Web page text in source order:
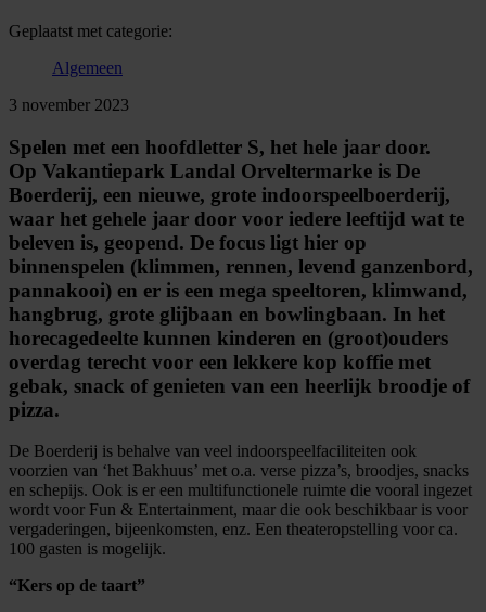
Geplaatst met categorie:
Algemeen
3 november 2023
Spelen met een hoofdletter S, het hele jaar door.
Op Vakantiepark Landal Orveltermarke is De
Boerderij, een nieuwe, grote indoorspeelboerderij,
waar het gehele jaar door voor iedere leeftijd wat te
beleven is, geopend. De focus ligt hier op
binnenspelen (klimmen, rennen, levend ganzenbord,
pannakooi) en er is een mega speeltoren, klimwand,
hangbrug, grote glijbaan en bowlingbaan. In het
horecagedeelte kunnen kinderen en (groot)ouders
overdag terecht voor een lekkere kop koffie met
gebak, snack of genieten van een heerlijk broodje of
pizza.
De Boerderij is behalve van veel indoorspeelfaciliteiten ook
voorzien van ‘het Bakhuus’ met o.a. verse pizza’s, broodjes, snacks
en schepijs. Ook is er een multifunctionele ruimte die vooral ingezet
wordt voor Fun & Entertainment, maar die ook beschikbaar is voor
vergaderingen, bijeenkomsten, enz. Een theateropstelling voor ca.
100 gasten is mogelijk.
“Kers op de taart”